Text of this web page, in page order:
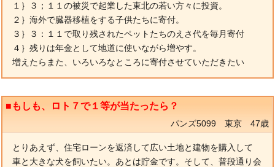
１｝３；１１の被災で起業した東北の若い方々に投資。
２｝海外で臓器移植をする子供たちに寄付。
３｝３：１１で取り残されたペットたちのえさ代を毎月寄付
４｝残りは年金として地道に使いながら増やす。
増えたらまた、いろいろなところに寄付させていただきたい
■もしも、ロト７で１等が当たったら？
パンズ5099 東京 47歳
とりあえず、住宅ローンを返済して広い土地と建物を購入して
車と大きな犬を飼いたい。あとは貯金です。そして、普段通り会